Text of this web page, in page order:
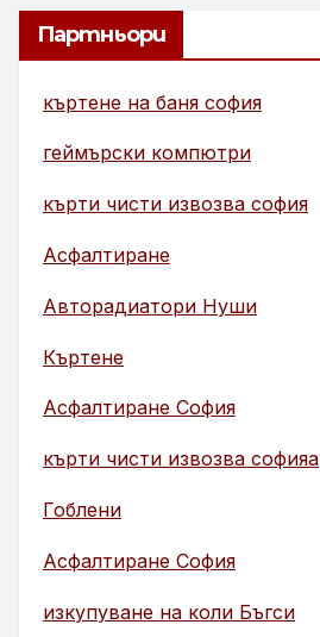
Партньори
къртене на баня софия
геймърски компютри
кърти чисти извозва софия
Асфалтиране
Авторадиатори Нуши
Къртене
Асфалтиране София
кърти чисти извозва софияа
Гоблени
Асфалтиране София
изкупуване на коли Бъгси